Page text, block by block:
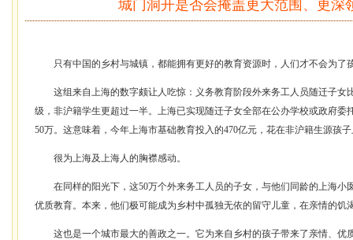
城门洞开是否会掩盖更大范围、更深
只有中国的乡村与城镇，都能拥有更好的教育资源时，人们才不会为了
这组来自上海的数字颇让人吃惊：义务教育阶段外来务工人员随迁子女
级，非沪籍学生更超过一半。上海已实现随迁子女全部在公办学校或政府委
50万。这意味着，今年上海市基础教育投入的470亿元，花在非沪籍生源孩
很为上海及上海人的胸襟感动。
在同样的阳光下，这50万个外来务工人员的子女，与他们同龄的上海
优质教育。本来，他们极可能成为乡村中孤独无依的留守儿童，在亲情的饥
这也是一个城市最大的善政之一。它为来自乡村的孩子带来了亲情、优